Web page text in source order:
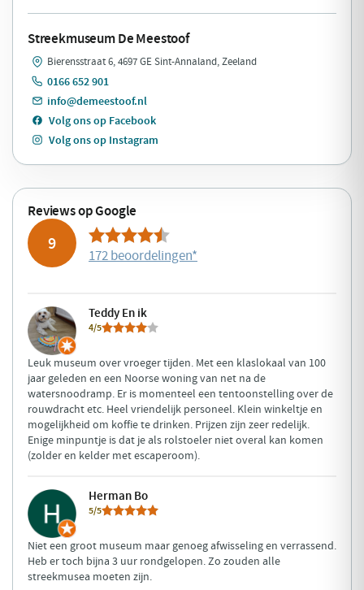
Streekmuseum De Meestoof
Bierensstraat 6, 4697 GE Sint-Annaland, Zeeland
0166 652 901
info@demeestoof.nl
Volg ons op Facebook
Volg ons op Instagram
Reviews op Google
9
172 beoordelingen*
Teddy En ik
4/5
Leuk museum over vroeger tijden. Met een klaslokaal van 100
jaar geleden en een Noorse woning van net na de
watersnoodramp. Er is momenteel een tentoonstelling over de
rouwdracht etc. Heel vriendelijk personeel. Klein winkeltje en
mogelijkheid om koffie te drinken. Prijzen zijn zeer redelijk.
Enige minpuntje is dat je als rolstoeler niet overal kan komen
(zolder en kelder met escaperoom).
Herman Bo
5/5
Niet een groot museum maar genoeg afwisseling en verrassend.
Heb er toch bijna 3 uur rondgelopen. Zo zouden alle
streekmusea moeten zijn.